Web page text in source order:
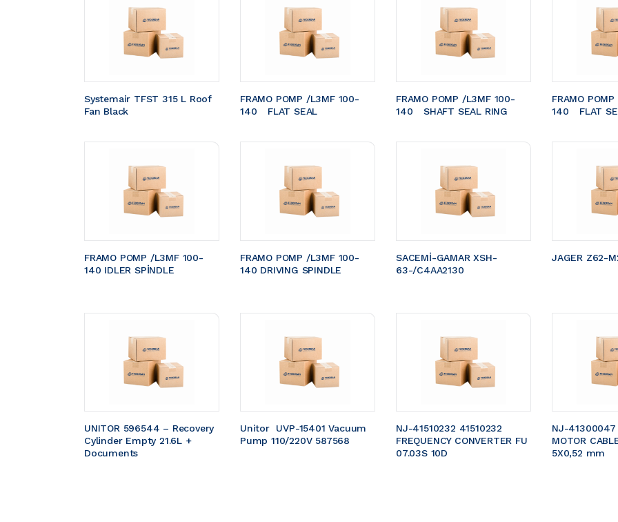
Systemair TFST 315 L Roof
Fan Black
FRAMO POMP /L3MF 100-
140	FLAT SEAL
FRAMO POMP /L3MF 100-
140	SHAFT SEAL RING
FRAMO
140	FLAT
FRAMO POMP /L3MF 100-
140 IDLER SPİNDLE
FRAMO POMP /L3MF 100-
140 DRIVING SPINDLE
SACEMİ-GAMAR XSH-
63-/C4AA2130
JAGER Z62-
UNITOR 596544 – Recovery
Cylinder Empty 21.6L +
Documents
Unitor  UVP-15401 Vacuum
Pump 110/220V 587568
NJ-41510232 41510232
FREQUENCY CONVERTER FU
07.03S 10D
NJ-
MOTOR
5X0,52 mm